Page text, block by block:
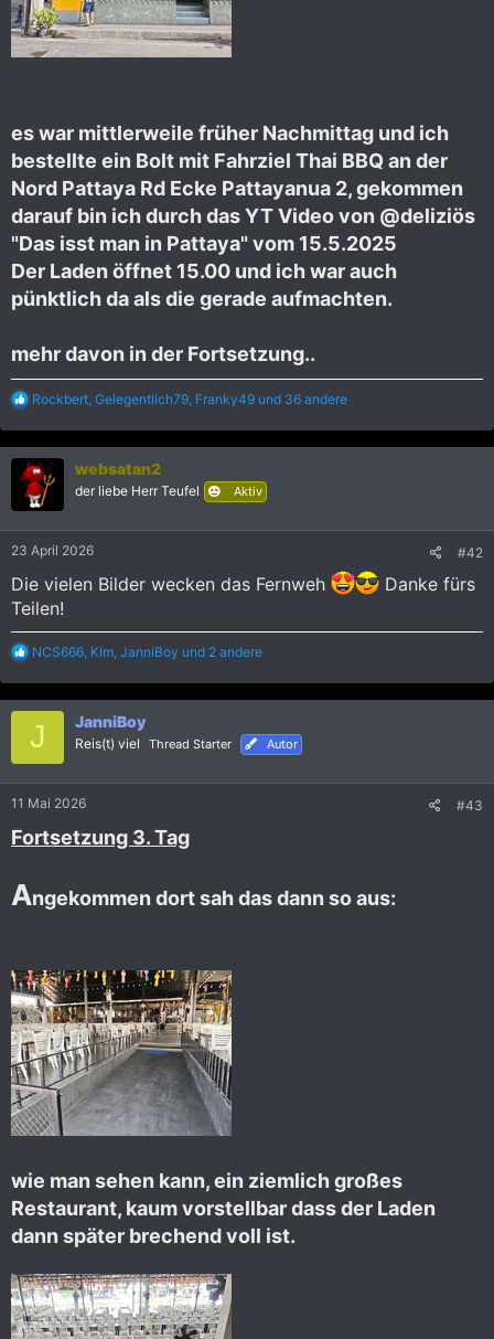
es war mittlerweile früher Nachmittag und ich
bestellte ein Bolt mit Fahrziel Thai BBQ an der
Nord Pattaya Rd Ecke Pattayanua 2, gekommen
darauf bin ich durch das YT Video von @deliziös
"Das isst man in Pattaya" vom 15.5.2025
Der Laden öffnet 15.00 und ich war auch
pünktlich da als die gerade aufmachten.
mehr davon in der Fortsetzung..
R
a
k
t
i
o
n
Rockbert Gelegentlich79 Franky49 und 36 andere
websatan2
der liebe Herr Teufel Aktiv
23 April 2026 #42
Die vielen Bilder wecken das Fernweh
Danke fürs
Teilen!
R
a
k
i
n
NCS666 KIm JanniBoy und 2 andere
J JanniBoy
Reis(t) viel Thread Starter Autor
11 Mai 2026 #43
Fortsetzung 3. Tag
Angekommen dort sah das dann so aus:
wie man sehen kann, ein ziemlich großes
Restaurant, kaum vorstellbar dass der Laden
dann später brechend voll ist.